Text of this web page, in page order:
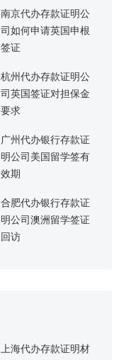
南京代办存款证明公
司如何申请英国申根
签证
杭州代办存款证明公
司英国签证对担保金
要求
广州代办银行存款证
明公司美国留学签有
效期
合肥代办银行存款证
明公司澳洲留学签证
回访
上海代办存款证明材